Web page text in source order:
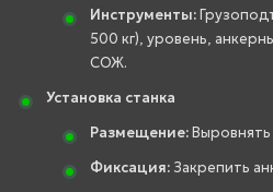
Инструменты:
500 кг), уровень,
СОЖ.
Установка станка
Размещение:
Фиксация: Закрепить